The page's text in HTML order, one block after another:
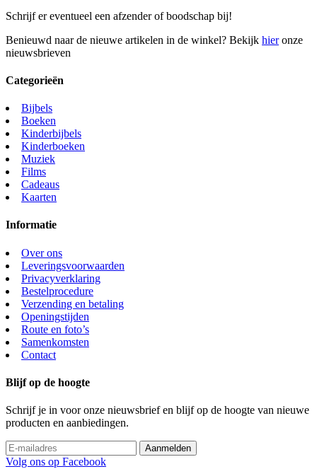
Schrijf er eventueel een afzender of boodschap bij!
Benieuwd naar de nieuwe artikelen in de winkel? Bekijk hieronze
nieuwsbrieven
Categorieën
Bijbels
Boeken
Kinderbijbels
Kinderboeken
Muziek
Films
Cadeaus
Kaarten
Informatie
Over ons
Leveringsvoorwaarden
Privacyverklaring
Bestelprocedure
Verzending en betaling
Openingstijden
Route en foto’s
Samenkomsten
Contact
Blijf op de hoogte
Schrijf je in voor onze nieuwsbrief en blijf op de hoogte van nieuwe
producten en aanbiedingen.
Volg ons op Facebook